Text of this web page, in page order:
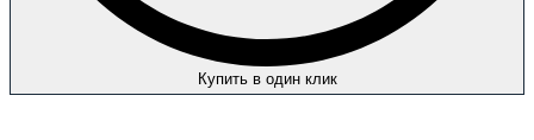
Купить в один клик